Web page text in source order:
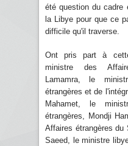
été question du cadre
la Libye pour que ce
difficile qu'il traverse.
Ont pris part à
ministre des
Lamamra, le
étrangères et de
Mahamet, le
étrangères, Mondji
Affaires étrangères du
Saeed, le ministre